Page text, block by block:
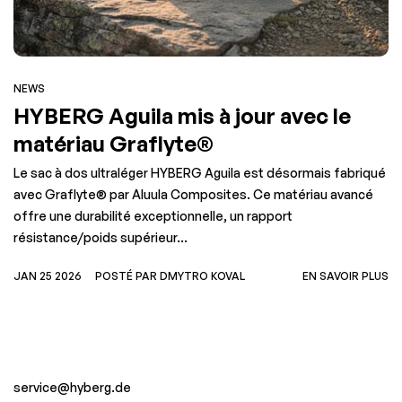
NEWS
HYBERG Aguila mis à jour avec le
matériau Graflyte®
Le sac à dos ultraléger HYBERG Aguila est désormais fabriqué
avec Graflyte® par Aluula Composites. Ce matériau avancé
offre une durabilité exceptionnelle, un rapport
résistance/poids supérieur...
JAN 25 2026 POSTÉ PAR DMYTRO KOVAL EN SAVOIR PLUS
service@hyberg.de